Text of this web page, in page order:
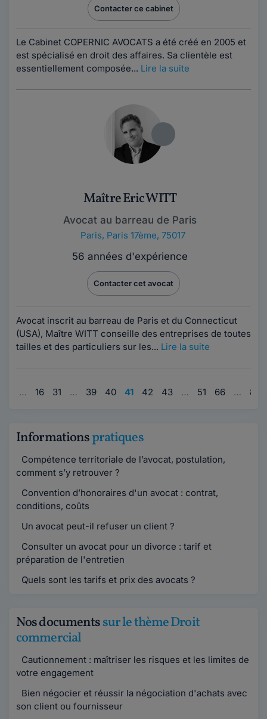
Contacter ce cabinet
Le Cabinet COPERNIC AVOCATS a été créé en 2005 et
est spécialisé en droit des affaires. Sa clientèle est
essentiellement composée... Lire la suite
Maître Eric WITT
Avocat au barreau de Paris
Paris, Paris 17ème, 75017
56 années d'expérience
Contacter cet avocat
Avocat inscrit au barreau de Paris et du Connecticut
(USA), Maître WITT conseille des entreprises de toutes
tailles et des particuliers sur les... Lire la suite
… 16 31 … 39 40 41 42 43 … 51 66 … 80
Informationspratiques
Compétence territoriale de l’avocat, postulation,
comment s’y retrouver ?
Convention d’honoraires d'un avocat : contrat,
conditions, coûts
Un avocat peut-il refuser un client ?
Consulter un avocat pour un divorce : tarif et
préparation de l'entretien
Quels sont les tarifs et prix des avocats ?
Nos documentssur le thème Droit
commercial
Cautionnement : maîtriser les risques et les limites de
votre engagement
Bien négocier et réussir la négociation d'achats avec
son client ou fournisseur